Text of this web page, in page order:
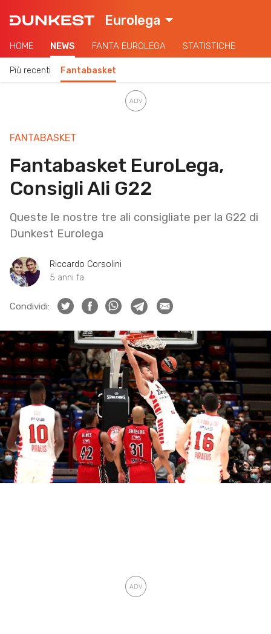
Eurolega
HOME NEWS FANTA EUROLEGA STATISTICHE
Più recenti Fantabasket
FANTABASKET
Fantabasket EuroLega,
Consigli Ali G22
Queste le nostre tre ali consigliate per la G22 di
Dunkest Eurolega
Riccardo Corsolini
5 anni fa
Condividi: